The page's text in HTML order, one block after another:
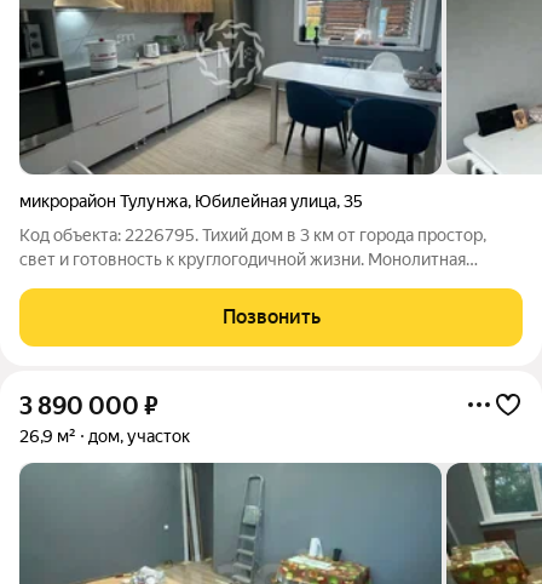
микрорайон Тулунжа, Юбилейная улица,35
Код объекта: 2226795. Тихий дом в 3 км от города простор,
свет и готовность к круглогодичной жизни. Монолитная
уюта и простора: каждый из трёх равных залитых светом
комнат по 14 м и кухня 14 м
Позвонить
3 890 000 ₽
26,9 м² дом, участок